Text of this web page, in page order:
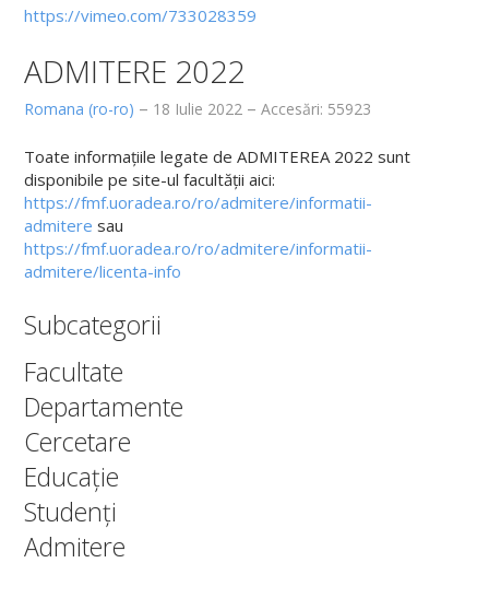
Arhiva (vechiul website)
CERCETARE
Laboratoare FMF si SDSBM
Comisia de Etică a Cercetării
Centre de cercetare
Publicații științifice
Manifestări științifice
Proiecte de cercetare
Parteneriate
EDUCAȚIE
STUDENȚI
Info Studenți
Orar
https://vimeo.com/733028359
ADMITERE 2022
Romana (ro-ro) 18 Iulie 2022 Accesări: 55923
Toate informațiile legate de ADMITEREA 2022 sunt
disponibile pe site-ul facultății aici:
https://fmf.uoradea.ro/ro/admitere/informatii-
admitere sau
https://fmf.uoradea.ro/ro/admitere/informatii-
admitere/licenta-info
Subcategorii
Facultate
Departamente
Cercetare
Educație
Studenți
Admitere